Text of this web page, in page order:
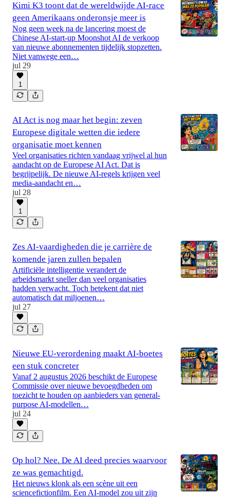
Kimi K3 toont dat de wereldwijde AI-race
geen Amerikaans onderonsje meer is
Nog geen week na de lancering moest de
Chinese AI-start-up Moonshot AI de verkoop
van nieuwe abonnementen tijdelijk stopzetten.
Niet vanwege een…
jul 29
1
AI Act is nog maar het begin: zeven
Europese digitale wetten die iedere
organisatie moet kennen
Veel organisaties richten vandaag vrijwel al hun
aandacht op de Europese AI Act. Dat is
begrijpelijk. De nieuwe AI-regels krijgen veel
media-aandacht en…
jul 28
1
Zes AI-vaardigheden die je carrière de
komende jaren zullen bepalen
Artificiële intelligentie verandert de
arbeidsmarkt sneller dan veel organisaties
hadden verwacht. Toch betekent dat niet
automatisch dat miljoenen…
jul 27
Nieuwe EU-verordening maakt AI-boetes
een stuk concreter
Vanaf 2 augustus 2026 beschikt de Europese
Commissie over nieuwe bevoegdheden om
toezicht te houden op aanbieders van general-
purpose AI-modellen…
jul 24
Op hol? Nee. De AI deed precies waarvoor
ze was gemachtigd.
Het nieuws klonk als een scène uit een
sciencefictionfilm. Een AI-model zou uit zijn